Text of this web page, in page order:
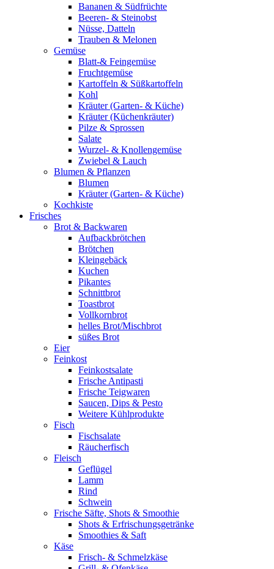
Bananen & Südfrüchte
Beeren- & Steinobst
Nüsse, Datteln
Trauben & Melonen
Gemüse
Blatt-& Feingemüse
Fruchtgemüse
Kartoffeln & Süßkartoffeln
Kohl
Kräuter (Garten- & Küche)
Kräuter (Küchenkräuter)
Pilze & Sprossen
Salate
Wurzel- & Knollengemüse
Zwiebel & Lauch
Blumen & Pflanzen
Blumen
Kräuter (Garten- & Küche)
Kochkiste
Frisches
Brot & Backwaren
Aufbackbrötchen
Brötchen
Kleingebäck
Kuchen
Pikantes
Schnittbrot
Toastbrot
Vollkornbrot
helles Brot/Mischbrot
süßes Brot
Eier
Feinkost
Feinkostsalate
Frische Antipasti
Frische Teigwaren
Saucen, Dips & Pesto
Weitere Kühlprodukte
Fisch
Fischsalate
Räucherfisch
Fleisch
Geflügel
Lamm
Rind
Schwein
Frische Säfte, Shots & Smoothie
Shots & Erfrischungsgetränke
Smoothies & Saft
Käse
Frisch- & Schmelzkäse